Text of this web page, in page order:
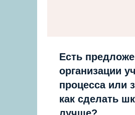
Есть
организации
процесса или
как сделать